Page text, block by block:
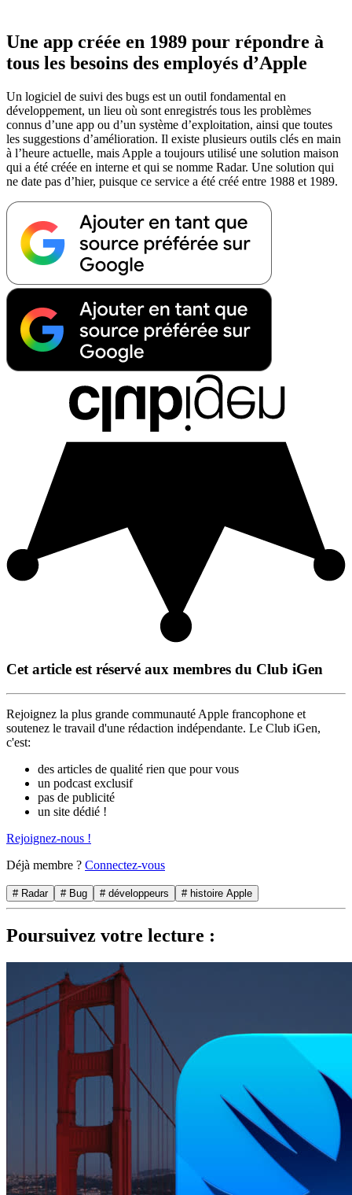
Une app créée en 1989 pour répondre à
tous les besoins des employés d’Apple
Un logiciel de suivi des bugs est un outil fondamental en
développement, un lieu où sont enregistrés tous les problèmes
connus d’une app ou d’un système d’exploitation, ainsi que toutes
les suggestions d’amélioration. Il existe plusieurs outils clés en main
à l’heure actuelle, mais Apple a toujours utilisé une solution maison
qui a été créée en interne et qui se nomme Radar. Une solution qui
ne date pas d’hier, puisque ce service a été créé entre 1988 et 1989.
Cet article est réservé aux membres du Club iGen
Rejoignez la plus grande communauté Apple francophone et
soutenez le travail d'une rédaction indépendante. Le Club iGen,
c'est:
des articles de qualité rien que pour vous
un podcast exclusif
pas de publicité
un site dédié !
Rejoignez-nous !
Déjà membre ? Connectez-vous
# Radar # Bug # développeurs # histoire Apple
Poursuivez votre lecture :